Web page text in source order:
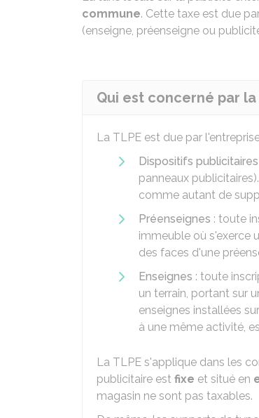
commune. Cette taxe est due
(enseigne, préenseigne ou
Qui est concerné par la
La TLPE est due par
Dispositifs publicitaires
panneaux
comme autant de
Préenseignes : toute
immeuble où s'exerce
des faces d'une
Enseignes : toute
un terrain, portant sur
enseignes installées
à une même activité,
La TLPE s'applique dans les
publicitaire est fixe et situé en
magasin ne sont pas taxables.